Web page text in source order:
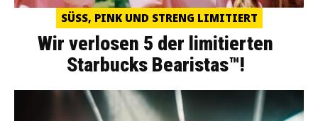
SÜSS, PINK UND STRENG LIMITIERT
Wir verlosen 5 der limitierten
Starbucks Bearistas™!